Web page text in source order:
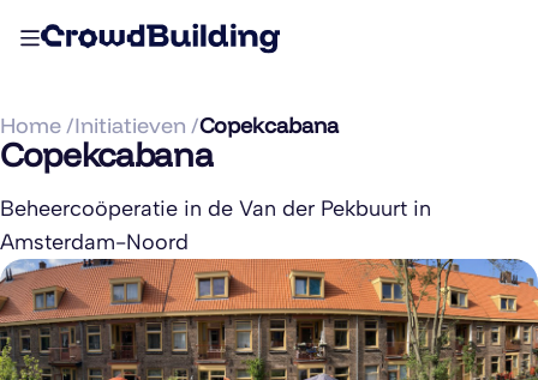
Home /Initiatieven /Copekcabana
Copekcabana
Beheercoöperatie in de Van der Pekbuurt in
Amsterdam-Noord